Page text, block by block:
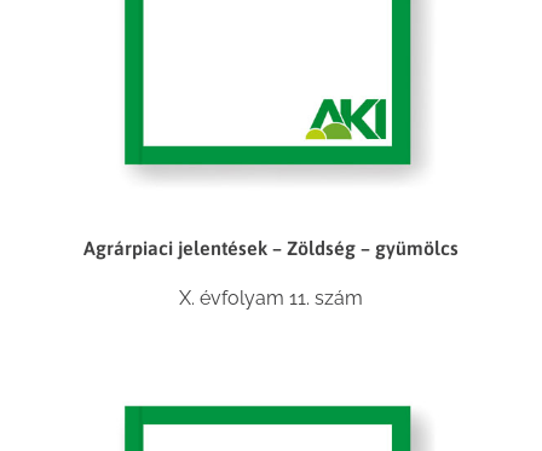
Agrárpiaci jelentések – Zöldség – gyümölcs
X. évfolyam 11. szám